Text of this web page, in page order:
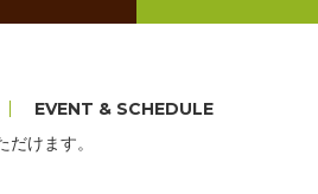
けます。